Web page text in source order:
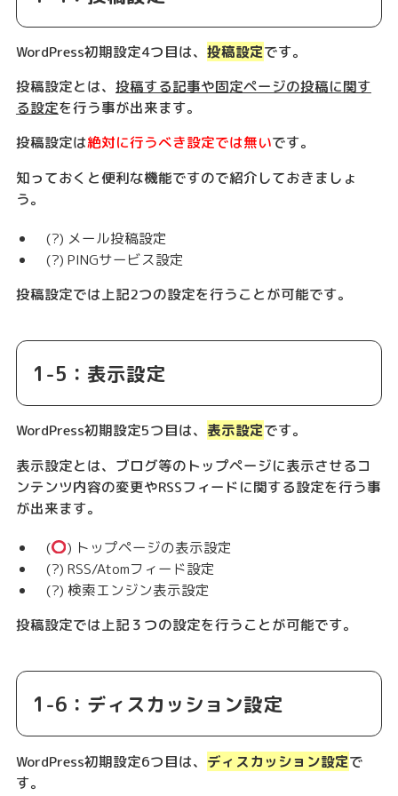
WordPress初期設定4つ目は、 投稿設定です。
投稿設定とは、 投稿する記事や固定ページの投稿に関す
る設定を行う事が出来ます。
投稿設定は絶対に行うべき設定では無いです。
知っておくと便利な機能ですので紹介しておきましょ
う。
(?) メール投稿設定
(?) PINGサービス設定
投稿設定では上記2つの設定を行うことが可能です。
1-5：表示設定
WordPress初期設定5つ目は、 表示設定です。
表示設定とは、ブログ等のトップページに表示させるコ
ンテンツ内容の変更やRSSフィードに関する設定を行う事
が出来ます。
(
) トップページの表示設定
(?) RSS/Atomフィード設定
(?) 検索エンジン表示設定
投稿設定では上記３つの設定を行うことが可能です。
1-6：ディスカッション設定
WordPress初期設定6つ目は、 ディスカッション設定で
す。